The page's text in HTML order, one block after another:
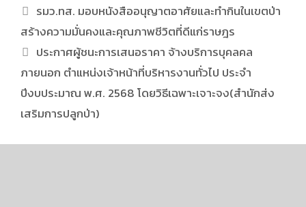
รมว.ทส. มอบหนังสืออนุญาตอาศัยและทำกินในเขตป่า
สร้างความมั่นคงและคุณภาพชีวิตที่ดีแก่ราษฎร
ประกาศผู้ชนะการเสนอราคา จ้างบริการบุคลคล
ภายนอก ตำแหน่งเจ้าหน้าที่บริหารงานทั่วไป ประจำ
ปีงบประมาณ พ.ศ. 2568 โดยวิธีเฉพาะเจาะจง(สำนักส่ง
เสริมการปลูกป่า)